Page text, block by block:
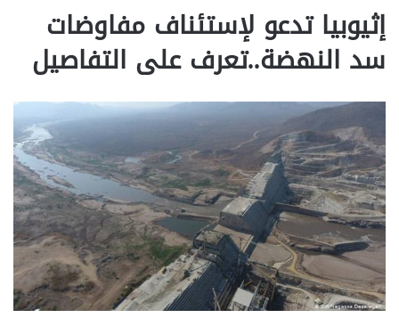
إثيوبيا تدعو لإستئناف مفاوضات
سد النهضة..تعرف على التفاصيل